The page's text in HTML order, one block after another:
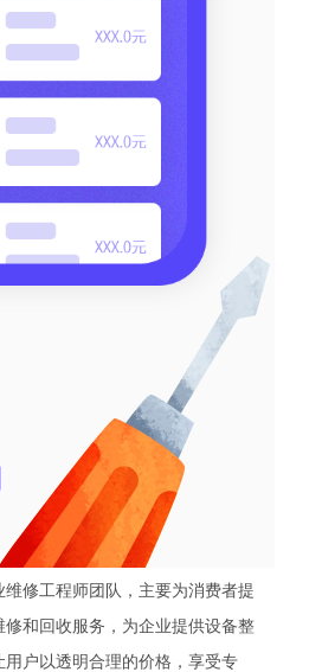
修工程师团队，主要为消费者提
和回收服务，为企业提供设备整
户以透明合理的价格，享受专